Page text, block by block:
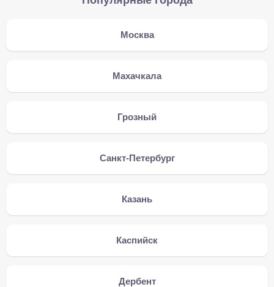
Москва
Махачкала
Грозный
Санкт-Петербург
Казань
Каспийск
Дербент